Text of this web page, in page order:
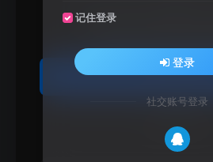
请先登录后再使用音
立即登录
记住登录
登录
社交账号登录